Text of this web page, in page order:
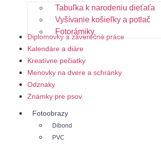
Tabuľka k narodeniu dieťaťa
Vyšívanie košieľky a potlač
Fotorámiky
Diplomovky a záverečné práce
Kalendáre a diáre
Kreatívne pečiatky
Menovky na dvere a schránky
Odznaky
Známky pre psov
Fotoobrazy
Dibond
PVC